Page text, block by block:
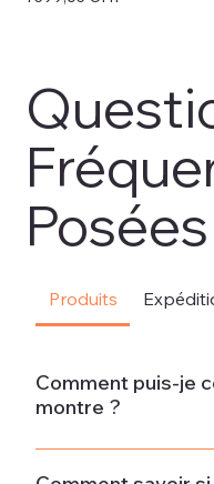
Posées
Produits
Comment puis-je
montre ?
Neuve La montre est